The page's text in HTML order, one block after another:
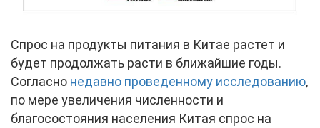
Спрос на продукты питания в Китае растет и
будет продолжать расти в ближайшие годы.
Согласно недавно проведенному исследованию,
по мере увеличения численности и
благосостояния населения Китая спрос на